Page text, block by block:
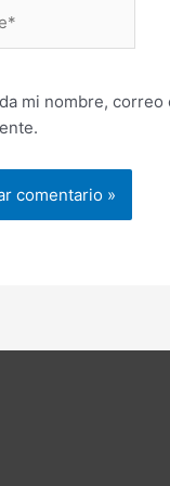
mi nombre,